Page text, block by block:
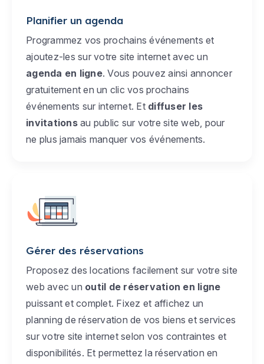
Planifier un agenda
Programmez vos prochains événements et
ajoutez-les sur votre site internet avec un
agenda en ligne. Vous pouvez ainsi annoncer
gratuitement en un clic vos prochains
événements sur internet. Et diffuser les
invitationsau public sur votre site web, pour
ne plus jamais manquer vos événements.
Gérer des réservations
Proposez des locations facilement sur votre site
web avec un outil de réservation en ligne
puissant et complet. Fixez et affichez un
planning de réservation de vos biens et services
sur votre site internet selon vos contraintes et
disponibilités. Et permettez la réservation en